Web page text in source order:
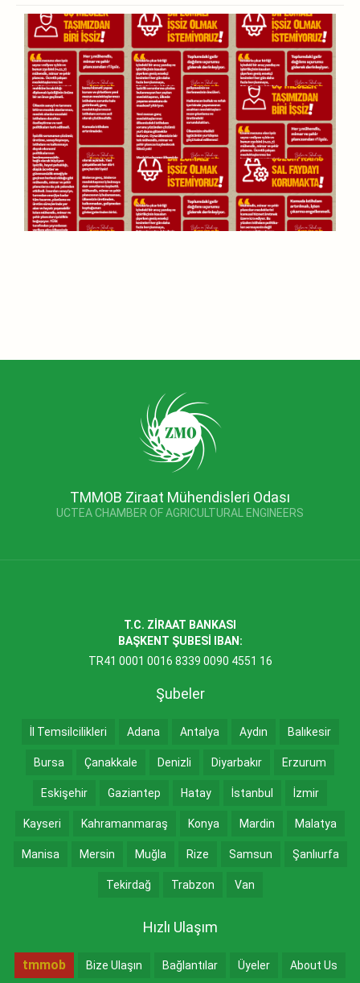
TMMOB Ziraat Mühendisleri Odası
UCTEA CHAMBER OF AGRICULTURAL ENGINEERS
T.C. ZİRAAT BANKASI
BAŞKENT ŞUBESİ IBAN:
TR41 0001 0016 8339 0090 4551 16
Şubeler
İl Temsilcilikleri Adana Antalya Aydın Balıkesir
Bursa Çanakkale Denizli Diyarbakır Erzurum
Eskişehir Gaziantep Hatay İstanbul İzmir
Kayseri Kahramanmaraş Konya Mardin Malatya
Manisa Mersin Muğla Rize Samsun Şanlıurfa
Tekirdağ Trabzon Van
Hızlı Ulaşım
tmmob Bize Ulaşın Bağlantılar Üyeler About Us